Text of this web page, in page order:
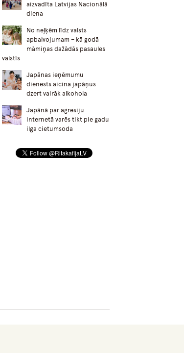
aizvadīta Latvijas Nacionālā
diena
No neļķēm līdz valsts
apbalvojumam – kā godā
māmiņas dažādās pasaules
valstīs
Japānas ieņēmumu
dienests aicina japāņus
dzert vairāk alkohola
Japānā par agresiju
internetā varēs tikt pie gadu
ilga cietumsoda